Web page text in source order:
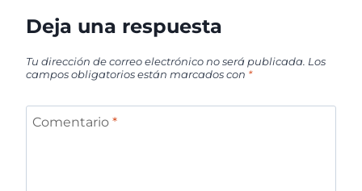
Deja una respuesta
Tu dirección de correo electrónico no será publicada. Los
campos obligatorios están marcados con *
Comentario *